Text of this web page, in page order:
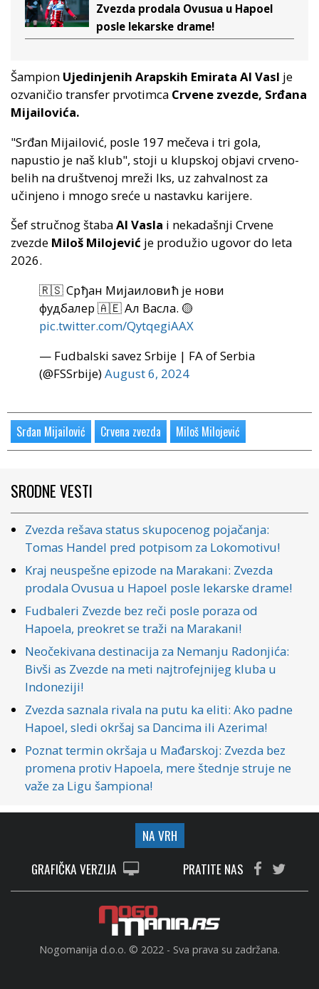
Zvezda prodala Ovusua u Hapoel
posle lekarske drame!
Šampion Ujedinjenih Arapskih Emirata Al Vasl je
ozvaničio transfer prvotimca Crvene zvezde, Srđana
Mijailovića.
"Srđan Mijailović, posle 197 mečeva i tri gola,
napustio je naš klub", stoji u klupskoj objavi crveno-
belih na društvenoj mreži Iks, uz zahvalnost za
učinjeno i mnogo sreće u nastavku karijere.
Šef stručnog štabaAl Vasla i nekadašnji Crvene
zvezde Miloš Milojević je produžio ugovor do leta
2026.
🇷🇸 Срђан Мијаиловић је нови
фудбалер 🇦🇪 Ал Васла. 🟡
pic.twitter.com/QytqegiAAX
— Fudbalski savez Srbije | FA of Serbia
(@FSSrbije)August 6, 2024
Srđan Mijailović Crvena zvezda Miloš Milojević
SRODNE VESTI
Zvezda rešava status skupocenog pojačanja:
Tomas Handel pred potpisom za Lokomotivu!
Kraj neuspešne epizode na Marakani: Zvezda
prodala Ovusua u Hapoel posle lekarske drame!
Fudbaleri Zvezde bez reči posle poraza od
Hapoela, preokret se traži na Marakani!
Neočekivana destinacija za Nemanju Radonjića:
Bivši as Zvezde na meti najtrofejnijeg kluba u
Indoneziji!
Zvezda saznala rivala na putu ka eliti: Ako padne
Hapoel, sledi okršaj sa Dancima ili Azerima!
Poznat termin okršaja u Mađarskoj: Zvezda bez
promena protiv Hapoela, mere štednje struje ne
važe za Ligu šampiona!
NA VRH
GRAFIČKA VERZIJA
PRATITE NAS
Nogomanija d.o.o. © 2022 - Sva prava su zadržana.